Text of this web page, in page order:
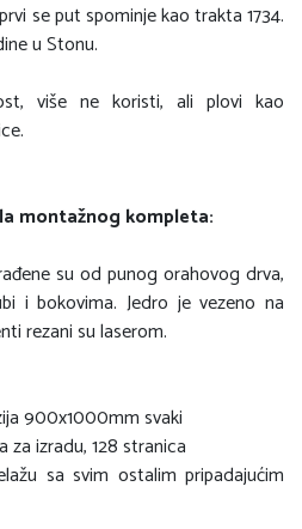
se put spominje kao trakta 1734.
u Stonu.
više ne koristi, ali plovi kao
montažnog kompleta:
su od punog orahovog drva,
i bokovima. Jedro je vezeno na
rezani su laserom.
900x1000mm svaki
za izradu, 128 stranica
sa svim ostalim pripadajućim